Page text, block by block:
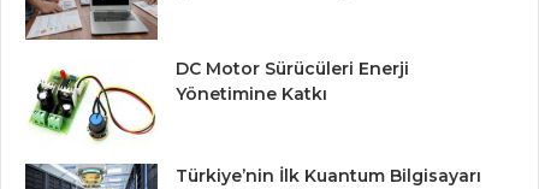
DC Motor Sürücüleri Enerji
Yönetimine Katkı
Türkiye’nin İlk Kuantum Bilgisayarı